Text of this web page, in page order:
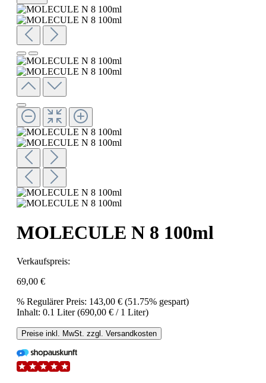
MOLECULE N 8 100ml
Verkaufspreis:
69,00 €
% Regulärer Preis: 143,00 € (51.75% gespart)
Inhalt: 0.1 Liter(690,00 € / 1 Liter)
Preise inkl. MwSt. zzgl. Versandkosten